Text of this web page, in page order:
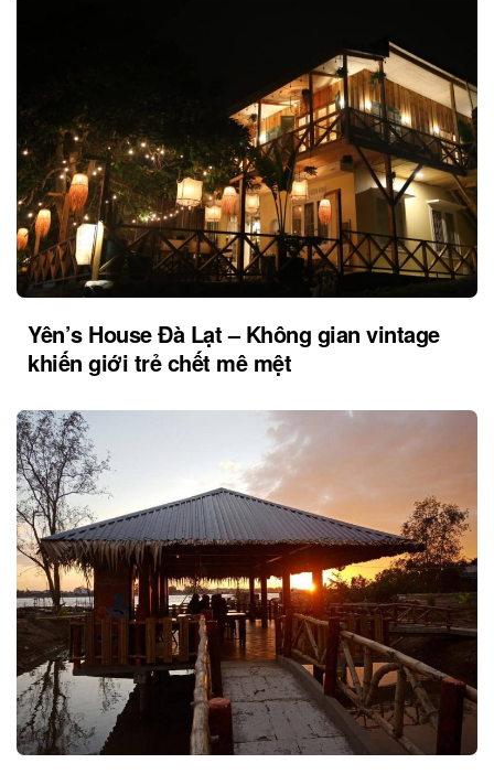
Yên’s House Đà Lạt – Không gian vintage
khiến giới trẻ chết mê mệt